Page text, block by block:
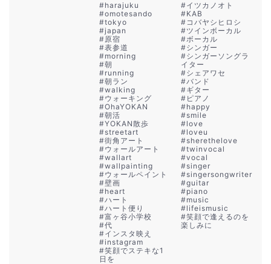
#harajuku
#omotesando
#tokyo
#japan
#原宿
#表参道
#morning
#朝
#running
#朝ラン
#walking
#ウォーキング
#OhaYOKAN
#朝活
#YOKAN散歩
#streetart
#街角アート
#ウォールアート
#wallart
#wallpainting
#ウォールペイント
#壁画
#heart
#ハート
#ハート便り
#富ヶ谷小学校
#代
#インスタ映え
#instagram
#笑顔でステキな1
日を
#イツカノオト
#KAB
# コバヤシヒロシ
#ツインボーカル
#ボーカル
#シンガー
#シンガーソングラ
イター
#シェアワセ
#バンド
#ギター
# ピアノ
#happy
#smile
#love
#loveu
#sherethelove
#twinvocal
#vocal
#singer
#singersongwriter
#guitar
#piano
#music
#lifeismusic
#笑顔で逢えるのを
楽しみに